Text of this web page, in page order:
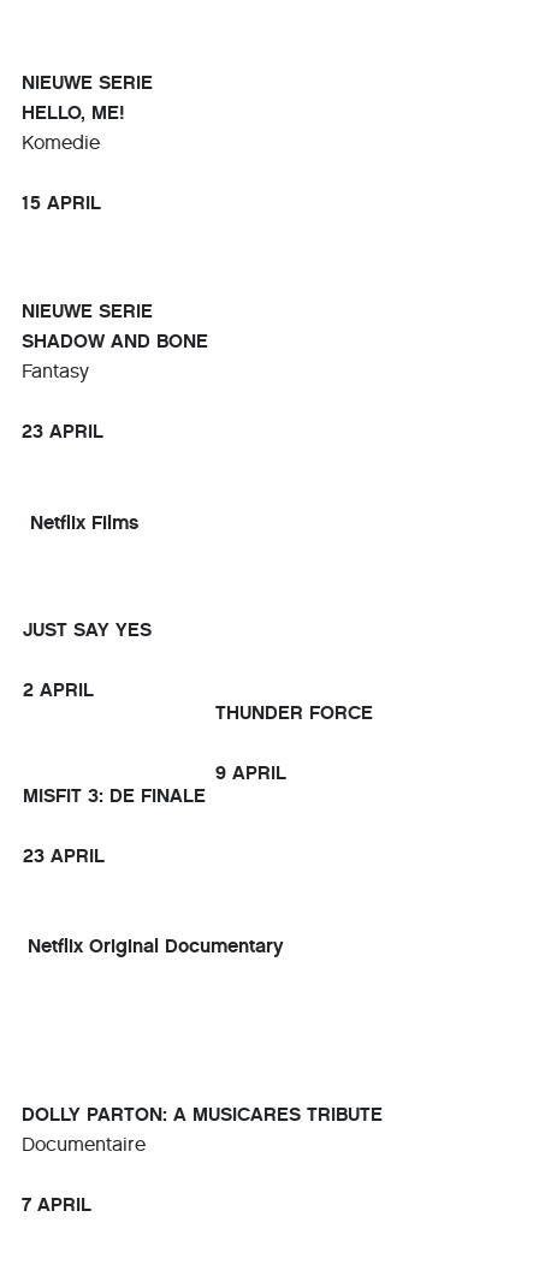
NIEUWE SERIE
HELLO, ME!
Komedie
15 APRIL
NIEUWE SERIE
SHADOW AND BONE
Fantasy
23 APRIL
Netflix Films
JUST SAY YES
2 APRIL
MISFIT 3: DE FINALE
23 APRIL
THUNDER FORCE
9 APRIL
Netflix Original Documentary
DOLLY PARTON: A MUSICARES TRIBUTE
Documentaire
7 APRIL